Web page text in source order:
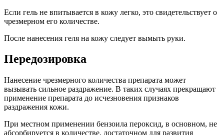
Если гель не впитывается в кожу легко, это свидетельствует о
чрезмерном его количестве.
После нанесения геля на кожу следует вымыть руки.
Передозировка
Нанесение чрезмерного количества препарата может
вызывать сильное раздражение. В таких случаях прекращают
применение препарата до исчезновения признаков
раздражения кожи.
При местном применении бензоила пероксид, в основном, не
абсорбируется в количестве, достаточном для развития